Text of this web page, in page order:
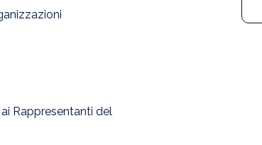
Rappresentanti del